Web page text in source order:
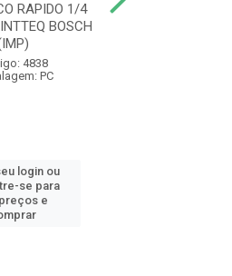
RAPIDO 1/4
BOSCH
4838
PC
login ou
se para
e